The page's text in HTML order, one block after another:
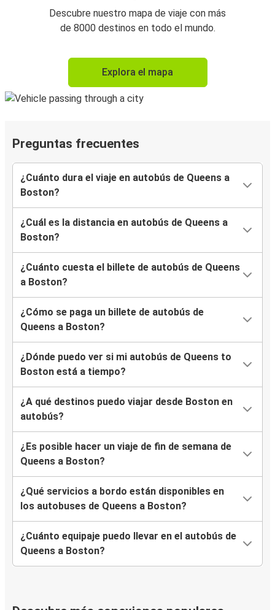
Descubre nuestro mapa de viaje con más
de 8000 destinos en todo el mundo.
Explora el mapa
Preguntas frecuentes
¿Cuánto dura el viaje en autobús de Queens a
Boston?
¿Cuál es la distancia en autobús de Queens a
Boston?
¿Cuánto cuesta el billete de autobús de Queens
a Boston?
¿Cómo se paga un billete de autobús de
Queens a Boston?
¿Dónde puedo ver si mi autobús de Queens to
Boston está a tiempo?
¿A qué destinos puedo viajar desde Boston en
autobús?
¿Es posible hacer un viaje de fin de semana de
Queens a Boston?
¿Qué servicios a bordo están disponibles en
los autobuses de Queens a Boston?
¿Cuánto equipaje puedo llevar en el autobús de
Queens a Boston?